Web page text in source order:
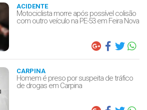
ACIDENTE
Motociclista morre após possível colisão
com outro veículo na PE-53 em Feira Nova
CARPINA
Homem é preso por suspeita de tráfico
de drogas em Carpina